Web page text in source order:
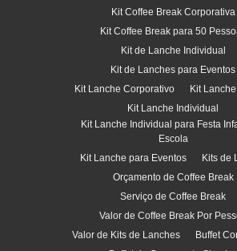
Kit Coffee Break Corporativa
Kit Coffee Break para 50
Kit de Lanche Individual
Kit de Lanches para Eventos
Kit Lanche Corporativo
Kit
Kit Lanche Individual
Kit Lanche Individual para Festa
Escola
Kit Lanche para Eventos
Kits de
Orçamento de Coffee Break
Serviço de Coffee Break
Valor de Coffee Break Por
Valor de Kits de Lanches
Buffet